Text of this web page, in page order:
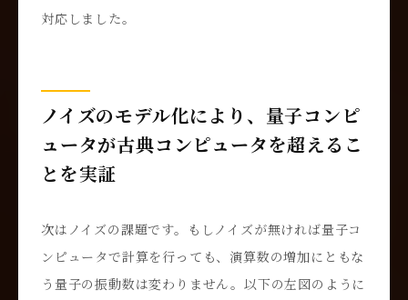
対応しました。
ノイズのモデル化により、量子コンピ
ュータが古典コンピュータを超えるこ
とを実証
次はノイズの課題です。もしノイズが無ければ量子コ
ンピュータで計算を行っても、演算数の増加にともな
う量子の振動数は変わりません。以下の左図のように